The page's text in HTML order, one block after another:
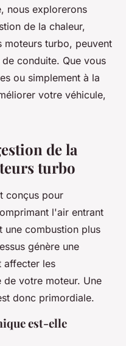
nous explorerons
de la chaleur,
moteurs turbo, peuvent
conduite. Que vous
ou simplement à la
votre véhicule,
de la
turbo
conçus pour
l'air entrant
une combustion plus
génère une
affecter les
de votre moteur. Une
donc primordiale.
est-elle